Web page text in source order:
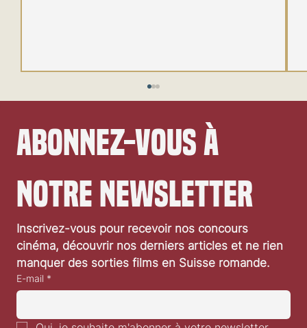
Abonnez-vous à
notre newsletter
Inscrivez-vous pour recevoir nos concours
cinéma, découvrir nos derniers articles et ne rien
manquer des sorties films en Suisse romande.
E-mail *